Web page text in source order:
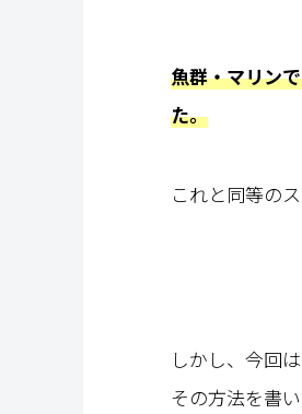
魚群・マリン
た。
これと同等の
しかし、今回
その方法を書